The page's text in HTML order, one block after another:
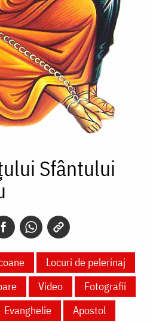
Sfântului
Locuri de pelerinaj
Video
Fotografii
Evanghelie Apostol